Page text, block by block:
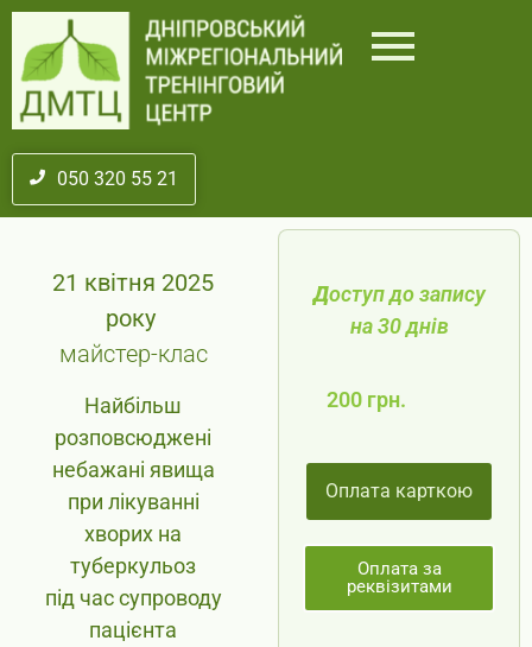
050 320 55 21
21 квітня 2025
року
майстер-клас
Найбільш
розповсюджені
небажані явища
при лікуванні
хворих на
туберкульоз
під час супроводу
пацієнта
Доступ до запису
на 30 днів
200 грн.
Оплата карткою
Оплата за
реквізитами